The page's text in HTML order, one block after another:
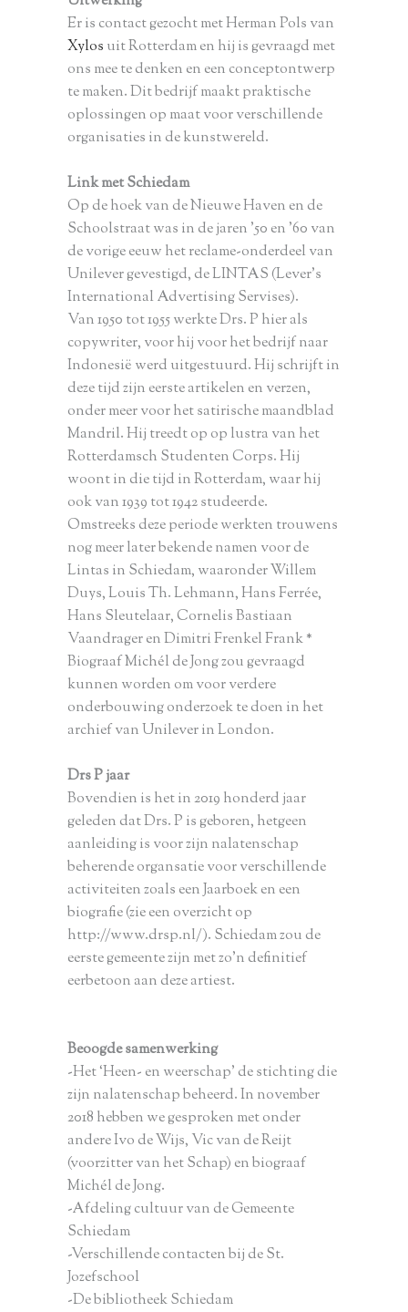
Er is contact gezocht met Herman Pols van
Xylos uit Rotterdam en hij is gevraagd met
ons mee te denken en een conceptontwerp
te maken. Dit bedrijf maakt praktische
oplossingen op maat voor verschillende
organisaties in de kunstwereld.
Link met Schiedam
Op de hoek van de Nieuwe Haven en de
Schoolstraat was in de jaren ’50 en ’60 van
de vorige eeuw het reclame-onderdeel van
Unilever gevestigd, de LINTAS (Lever’s
International Advertising Servises).
Van 1950 tot 1955 werkte Drs. P hier als
copywriter, voor hij voor het bedrijf naar
Indonesië werd uitgestuurd. Hij schrijft in
deze tijd zijn eerste artikelen en verzen,
onder meer voor het satirische maandblad
Mandril. Hij treedt op op lustra van het
Rotterdamsch Studenten Corps. Hij
woont in die tijd in Rotterdam, waar hij
ook van 1939 tot 1942 studeerde.
Omstreeks deze periode werkten trouwens
nog meer later bekende namen voor de
Lintas in Schiedam, waaronder Willem
Duys, Louis Th. Lehmann, Hans Ferrée,
Hans Sleutelaar, Cornelis Bastiaan
Vaandrager en Dimitri Frenkel Frank *
Biograaf Michél de Jong zou gevraagd
kunnen worden om voor verdere
onderbouwing onderzoek te doen in het
archief van Unilever in London.
Drs P jaar
Bovendien is het in 2019 honderd jaar
geleden dat Drs. P is geboren, hetgeen
aanleiding is voor zijn nalatenschap
beherende organsatie voor verschillende
activiteiten zoals een Jaarboek en een
biografie (zie een overzicht op
http://www.drsp.nl/). Schiedam zou de
eerste gemeente zijn met zo’n definitief
eerbetoon aan deze artiest.
Beoogde samenwerking
-Het ‘Heen- en weerschap’ de stichting die
zijn nalatenschap beheerd. In november
2018 hebben we gesproken met onder
andere Ivo de Wijs, Vic van de Reijt
(voorzitter van het Schap) en biograaf
Michél de Jong.
-Afdeling cultuur van de Gemeente
Schiedam
-Verschillende contacten bij de St.
Jozefschool
-De bibliotheek Schiedam